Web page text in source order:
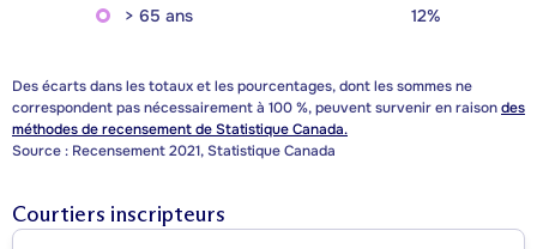
> 65 ans
12%
Des écarts dans les totaux et les pourcentages, dont les sommes ne
correspondent pas nécessairement à 100 %, peuvent survenir en raisondes
méthodes de recensement de Statistique Canada.
Source : Recensement 2021, Statistique Canada
Courtiers inscripteurs